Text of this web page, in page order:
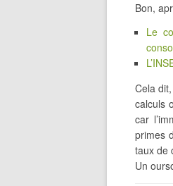
Bon,
Le
Cela
calculs
car
primes
taux de
Un